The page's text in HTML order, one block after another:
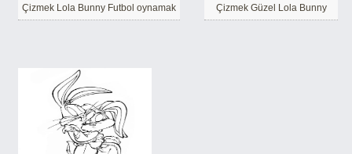
Çizmek Lola Bunny Futbol oynamak Çizmek Güzel Lola Bunny